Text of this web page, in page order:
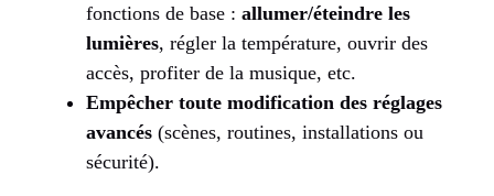
fonctions de base : allumer/éteindre les
lumières, régler la température, ouvrir des
accès, profiter de la musique, etc.
Empêcher toute modification des réglages
avancés (scènes, routines, installations ou
sécurité).